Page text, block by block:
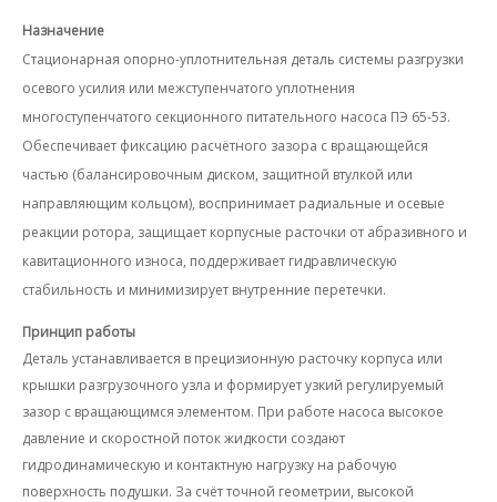
Назначение
Стационарная опорно-уплотнительная деталь системы разгрузки
осевого усилия или межступенчатого уплотнения
многоступенчатого секционного питательного насоса ПЭ 65-53.
Обеспечивает фиксацию расчётного зазора с вращающейся
частью (балансировочным диском, защитной втулкой или
направляющим кольцом), воспринимает радиальные и осевые
реакции ротора, защищает корпусные расточки от абразивного и
кавитационного износа, поддерживает гидравлическую
стабильность и минимизирует внутренние перетечки.
Принцип работы
Деталь устанавливается в прецизионную расточку корпуса или
крышки разгрузочного узла и формирует узкий регулируемый
зазор с вращающимся элементом. При работе насоса высокое
давление и скоростной поток жидкости создают
гидродинамическую и контактную нагрузку на рабочую
поверхность подушки. За счёт точной геометрии, высокой